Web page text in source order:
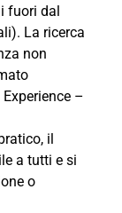
fuori dal
La ricerca
non
–
il
a tutti e si
o